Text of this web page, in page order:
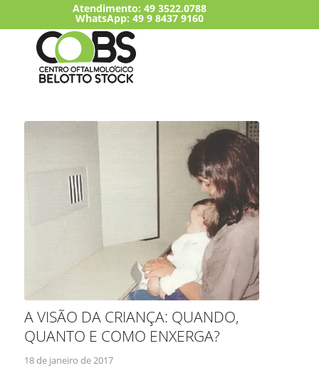
Atendimento:49 3522.0788
WhatsApp: 49 9 8437 9160
A VISÃO DA CRIANÇA: QUANDO,
QUANTO E COMO ENXERGA?
18 de janeiro de 2017